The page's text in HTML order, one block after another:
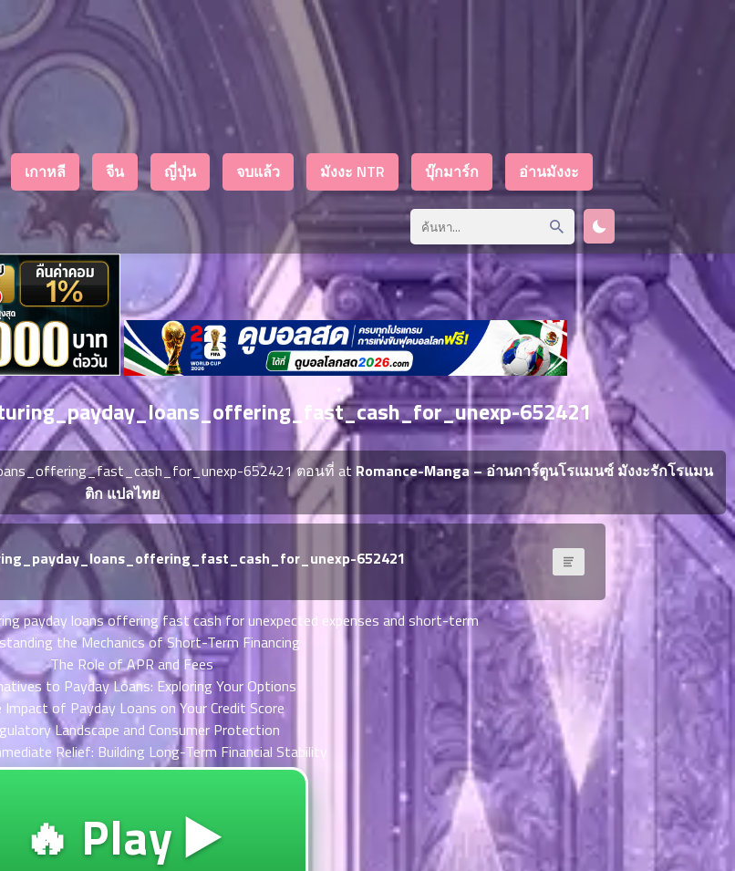
เกาหลี จีน ญี่ปุ่น จบแล้ว มังงะ NTR บุ๊กมาร์ก อ่านมังงะ
652421
652421 ตอนที่ at Romance-Manga – อ่านการ์ตูนโรแมนซ์ มังงะรักโรแมน
ติก แปลไทย
652421
payday loans offering fast cash for unexpected expenses and short-term
the Mechanics of Short-Term Financing
The Role of APR and Fees
to Payday Loans: Exploring Your Options
Impact of Payday Loans on Your Credit Score
Landscape and Consumer Protection
Relief: Building Long-Term Financial Stability
🔥 Play ▶️